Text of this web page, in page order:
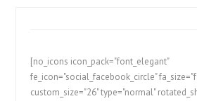
[no_icons icon_pack="font_elegant"
fe_icon="social_facebook_circle"
custom_size="26" type="normal"